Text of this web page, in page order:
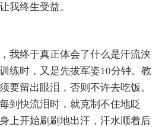
我终生受益。
我终于真正体会了什么是汗流浃
练时，又是先拔军姿10分钟。教
要留出眼泪，否则不许去吃饭。
到快流泪时，就克制不住地眨
上开始刷刷地出汗，汗水顺着后